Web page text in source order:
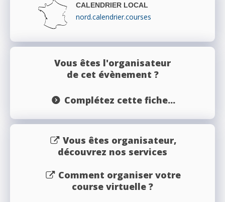
CALENDRIER LOCAL
nord.calendrier.courses
Vous êtes l'organisateur
de cet évènement ?
Complétez cette fiche...
Vous êtes organisateur,
découvrez nos services
Comment organiser votre
course virtuelle ?